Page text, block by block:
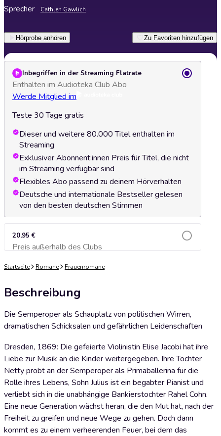
Sprecher Cathlen Gawlich
Hörprobe anhören Zu Favoriten hinzufügen
Inbegriffen in der Streaming Flatrate
Enthalten im Audioteka Club Abo
Werde Mitglied im
Teste 30 Tage gratis
Dieser und weitere 80.000 Titel enthalten im
Streaming
Exklusiver Abonnent:innen Preis für Titel, die nicht
im Streaming verfügbar sind
Flexibles Abo passend zu deinem Hörverhalten
Deutsche und internationale Bestseller gelesen
von den besten deutschen Stimmen
20,95 €
Preis außerhalb des ClubsZum Warenkorb hinzufügen
Startseite Romane Frauenromane
Beschreibung
Die Semperoper als Schauplatz von politischen Wirren,
dramatischen Schicksalen und gefährlichen Leidenschaften
Dresden, 1869: Die gefeierte Violinistin Elise Jacobi hat ihre
Liebe zur Musik an die Kinder weitergegeben. Ihre Tochter
Netty probt an der Semperoper als Primaballerina für die
Rolle ihres Lebens, Sohn Julius ist ein begabter Pianist und
verliebt sich in die unabhängige Bankierstochter Rahel Cohn.
Eine neue Generation wächst heran, die den Mut hat, nach der
Freiheit zu greifen und neue Wege zu gehen. Doch dann
kommt es zu einem verheerenden Feuer, bei dem das